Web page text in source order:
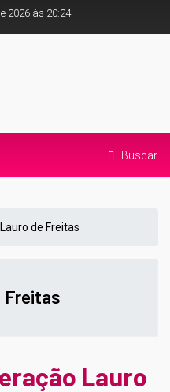
2026 às 20:24
Buscar
Lauro de Freitas
Freitas
Lauro